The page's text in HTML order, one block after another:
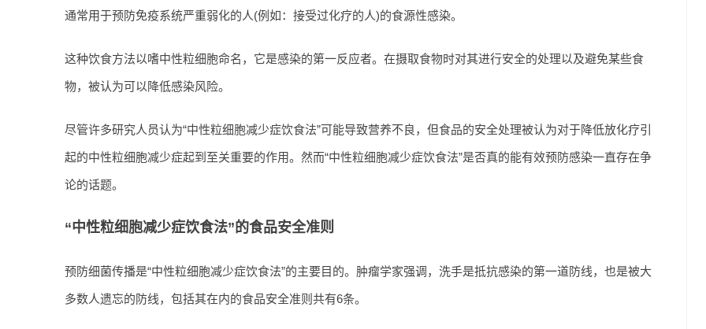
通常用于预防免疫系统严重弱化的人(例如：接受过化疗的人)的食源性感染。
这种饮食方法以嗜中性粒细胞命名，它是感染的第一反应者。在摄取食物时对其进行安全的处理以及避免某些食
物，被认为可以降低感染风险。
尽管许多研究人员认为“中性粒细胞减少症饮食法”可能导致营养不良，但食品的安全处理被认为对于降低放化疗引
起的中性粒细胞减少症起到至关重要的作用。然而“中性粒细胞减少症饮食法”是否真的能有效预防感染一直存在争
论的话题。
“中性粒细胞减少症饮食法”的食品安全准则
预防细菌传播是“中性粒细胞减少症饮食法”的主要目的。肿瘤学家强调，洗手是抵抗感染的第一道防线，也是被大
多数人遗忘的防线，包括其在内的食品安全准则共有6条。